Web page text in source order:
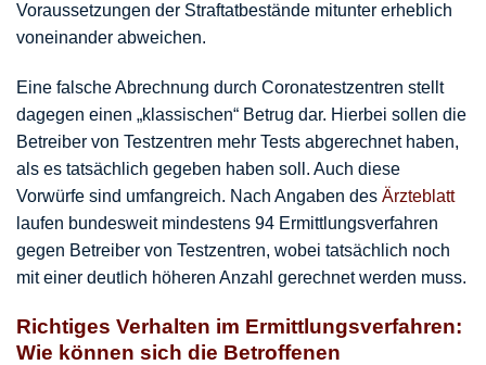
Voraussetzungen der Straftatbestände mitunter erheblich
voneinander abweichen.
Eine falsche Abrechnung durch Coronatestzentren stellt
dagegen einen „klassischen“ Betrug dar. Hierbei sollen die
Betreiber von Testzentren mehr Tests abgerechnet haben,
als es tatsächlich gegeben haben soll. Auch diese
Vorwürfe sind umfangreich. Nach Angaben des Ärzteblatt
laufen bundesweit mindestens 94 Ermittlungsverfahren
gegen Betreiber von Testzentren, wobei tatsächlich noch
mit einer deutlich höheren Anzahl gerechnet werden muss.
Richtiges Verhalten im Ermittlungsverfahren:
Wie können sich die Betroffenen